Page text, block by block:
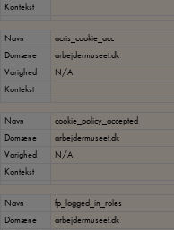
Kontekst
Navn
acris_cookie_acc
Domæne
arbejdermuseet.dk
Varighed
N/A
Kontekst
Navn
cookie_policy_accepted
Domæne
arbejdermuseet.dk
Varighed
N/A
Kontekst
Navn
fp_logged_in_roles
Domæne
arbejdermuseet.dk